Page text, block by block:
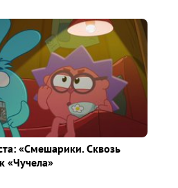
«Смешарики. Сквозь
«Чучела»